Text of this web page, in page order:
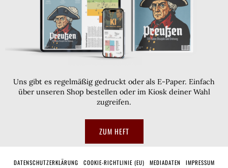
Uns gibt es regelmäßig gedruckt oder als E-Paper. Einfach
über unseren Shop bestellen oder im Kiosk deiner Wahl
zugreifen.
ZUM HEFT
DATENSCHUTZERKLÄRUNG COOKIE-RICHTLINIE (EU) MEDIADATEN IMPRESSUM